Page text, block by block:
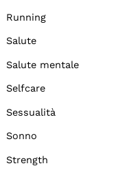
Running
Salute
Salute mentale
Selfcare
Sessualità
Sonno
Strength